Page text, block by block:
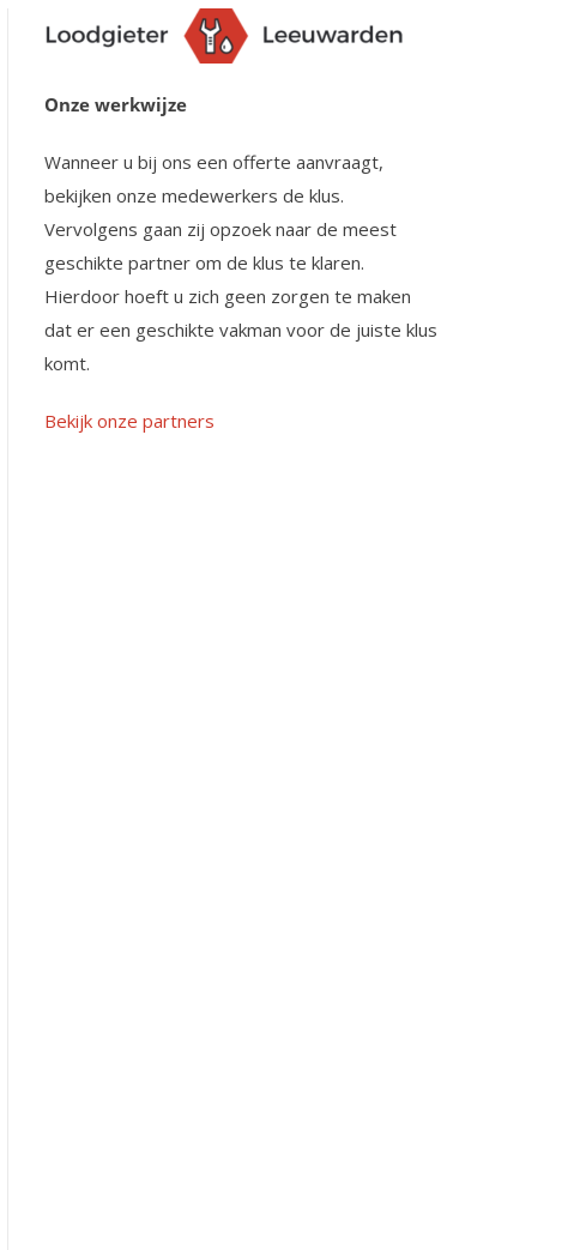
Onze werkwijze
Wanneer u bij ons een offerte aanvraagt,
bekijken onze medewerkers de klus.
Vervolgens gaan zij opzoek naar de meest
geschikte partner om de klus te klaren.
Hierdoor hoeft u zich geen zorgen te maken
dat er een geschikte vakman voor de juiste klus
komt.
Bekijk onze partners